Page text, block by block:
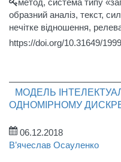
образний аналіз, текст,
нечітке відношення,
https://doi.org/10.31649/
МОДЕЛЬ
ОДНОМІРНОМУ
06.12.2018
В’ячеслав Осауленко